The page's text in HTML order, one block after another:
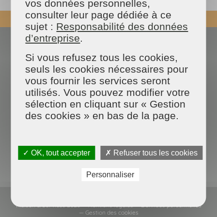
REVENIR EN HAUT
Actualités
Nous contacter
Devenir franchisé
Blog des experts
Données personnelles
FAQ
Maison & Services 2026 —Mentions légales—Données personnelles
— Gestion des cookies
vos données personnelles,
consulter leur page dédiée à ce
sujet : Responsabilité des données
d’entreprise.
Si vous refusez tous les cookies,
seuls les cookies nécessaires pour
vous fournir les services seront
utilisés. Vous pouvez modifier votre
sélection en cliquant sur « Gestion
des cookies » en bas de la page.
✓ OK, tout accepter ✗ Refuser tous les cookies
Personnaliser